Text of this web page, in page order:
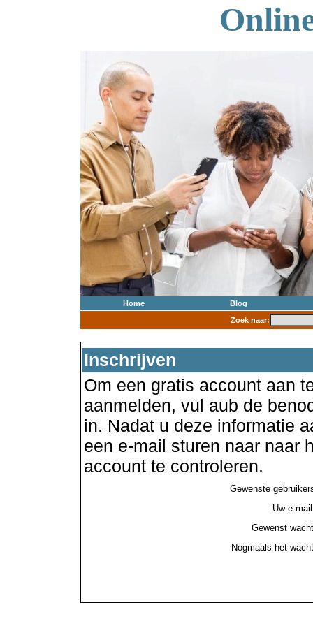
Home
Blog
Zoek naar:
Inschrijven
Om een gratis account aan
aanmelden, vul aub de
in. Nadat u deze informatie
een e-mail sturen naar naar
account te controleren.
Gewenste
Uw e-
Gewenst
Nogmaals het